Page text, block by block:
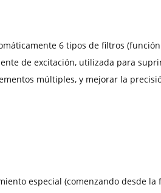
6 tipos de filtros
de excitación, utilizada para
múltiples, y mejorar la
especial (comenzando desde la